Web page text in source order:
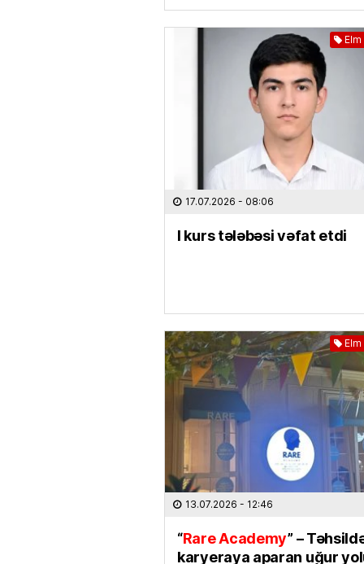
17.07.2026 - 08:06
I kurs tələbəsi vəfat etdi
13.07.2026 - 12:46
“Rare Academy” –
karyeraya aparan uğur